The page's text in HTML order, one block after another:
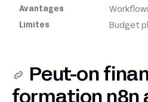
Budget
Peut-on
formation n8n